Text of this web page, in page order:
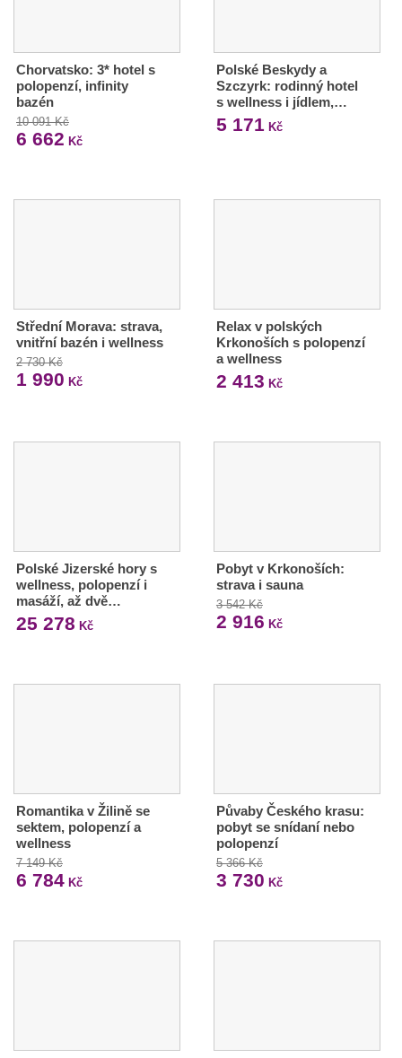
Chorvatsko: 3* hotel s
polopenzí, infinity
bazén
10 091 Kč
6 662 Kč
Polské Beskydy a
Szczyrk: rodinný hotel
s wellness i jídlem,…
5 171 Kč
Střední Morava: strava,
vnitřní bazén i wellness
2 730 Kč
1 990 Kč
Relax v polských
Krkonoších s polopenzí
a wellness
2 413 Kč
Polské Jizerské hory s
wellness, polopenzí i
masáží, až dvě…
25 278 Kč
Pobyt v Krkonoších:
strava i sauna
3 542 Kč
2 916 Kč
Romantika v Žilině se
sektem, polopenzí a
wellness
7 149 Kč
6 784 Kč
Půvaby Českého krasu:
pobyt se snídaní nebo
polopenzí
5 366 Kč
3 730 Kč